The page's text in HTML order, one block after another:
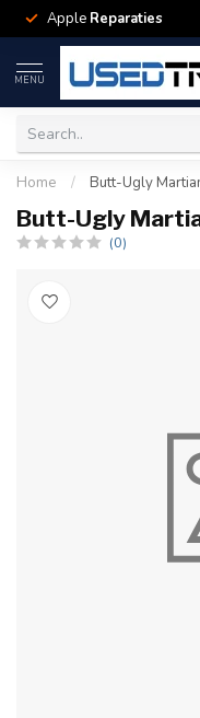
Apple Reparaties
MENU
Home / Butt-Ugly
Butt-Ugly
(0)